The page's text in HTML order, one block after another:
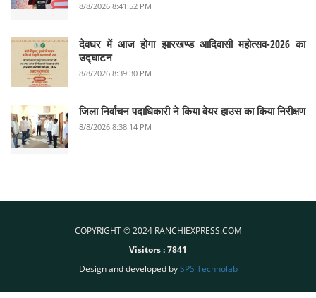
8/8/2026 8:41:52 PM
देवघर में आज होगा झारखण्ड आदिवासी महोत्सव-2026 का
उद्घाटन
8/8/2026 8:39:30 PM
जिला निर्वाचन पदाधिकारी ने किया वेयर हाउस का किया निरीक्षण
8/8/2026 8:38:14 PM
COPYRIGHT © 2024 RANCHIEXPRESS.COM
Visitors :7841
Design and developed bySPS Technolab